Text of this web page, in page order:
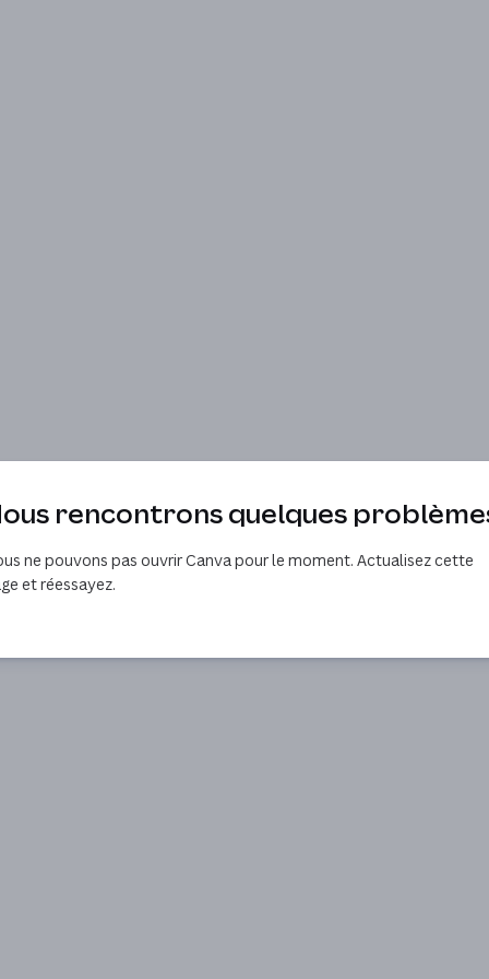
rencontrons quelques
ne pouvons pas ouvrir Canva pour le moment. Actualisez cette
et réessayez.